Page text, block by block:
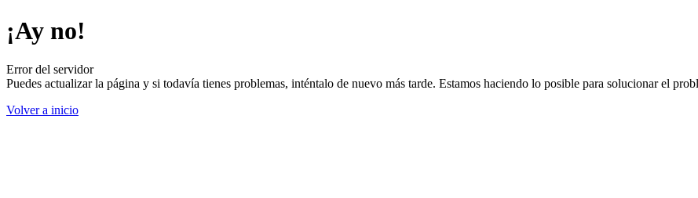
¡Ay no!
Error del servidor
Puedes actualizar la página y si todavía tienes problemas, inténtalo de nuevo más tarde. Estamos haciendo lo posible para solucionar el
Volver a inicio